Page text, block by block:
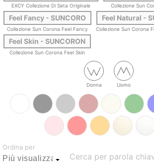
EXCY Collezione Di Seta Originale Collezione Sun
Feel Fancy - SUNCORO
Collezione Sun Corona Feel Fancy
Feel Natural -
Collezione Sun Corona
Feel Skin - SUNCORON
Collezione Sun Corona Feel Skin
Donna Uomo
Ordina per
Cerca per parola